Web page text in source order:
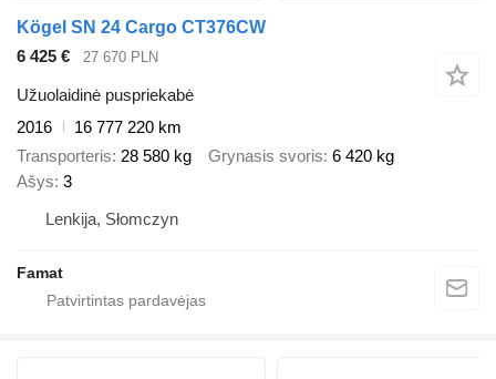
Kögel SN 24 Cargo CT376CW
6 425 €
27 670 PLN
Užuolaidinė puspriekabė
2016
16 777 220 km
Transporteris 28 580 kg Grynasis svoris 6 420 kg
Ašys 3
Lenkija, Słomczyn
Famat